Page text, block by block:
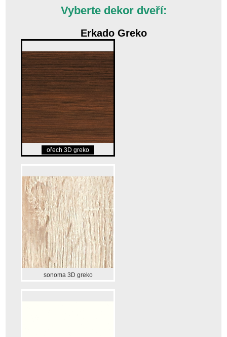
Vyberte dekor dveří:
Erkado Greko
ořech 3D greko
sonoma 3D greko